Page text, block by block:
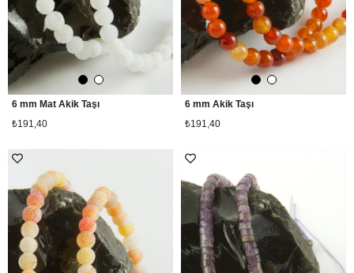
6 mm Mat Akik Taşı
₺191,40
6 mm Akik Taşı
₺191,40